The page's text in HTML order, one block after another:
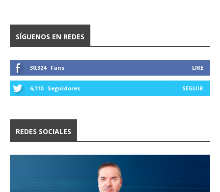
SÍGUENOS EN REDES
30,324 Fans LIKE
6,110 Seguidores SEGUIR
REDES SOCIALES